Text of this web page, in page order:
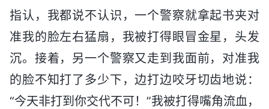
指认，我都说不认识，一个警察就拿起书夹对
准我的脸左右猛扇，我被打得眼冒金星，头发
沉。接着，另一个警察又走到我面前，对准我
的脸不知打了多少下，边打边咬牙切齿地说：
“今天非打到你交代不可！”我被打得嘴角流血，